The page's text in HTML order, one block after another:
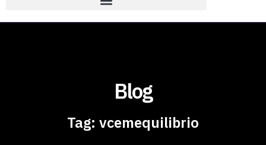
Blog
Tag: vcemequilibrio